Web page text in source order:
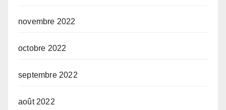
novembre 2022
octobre 2022
septembre 2022
août 2022